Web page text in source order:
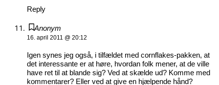
Reply
Anonym
16. april 2011 @ 20:12
Igen synes jeg også, i tilfældet med cornflakes-pakken, at
det interessante er at høre, hvordan folk mener, at de ville
have ret til at blande sig? Ved at skælde ud? Komme med
kommentarer? Eller ved at give en hjælpende hånd?